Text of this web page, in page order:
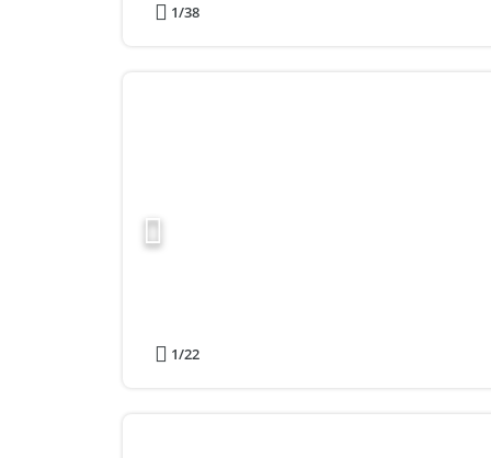
1/38
1/22